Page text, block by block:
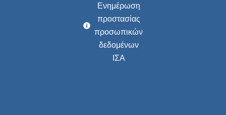
Ενημέρωση
προστασίας
προσωπικών
δεδομένων
ΙΣΑ